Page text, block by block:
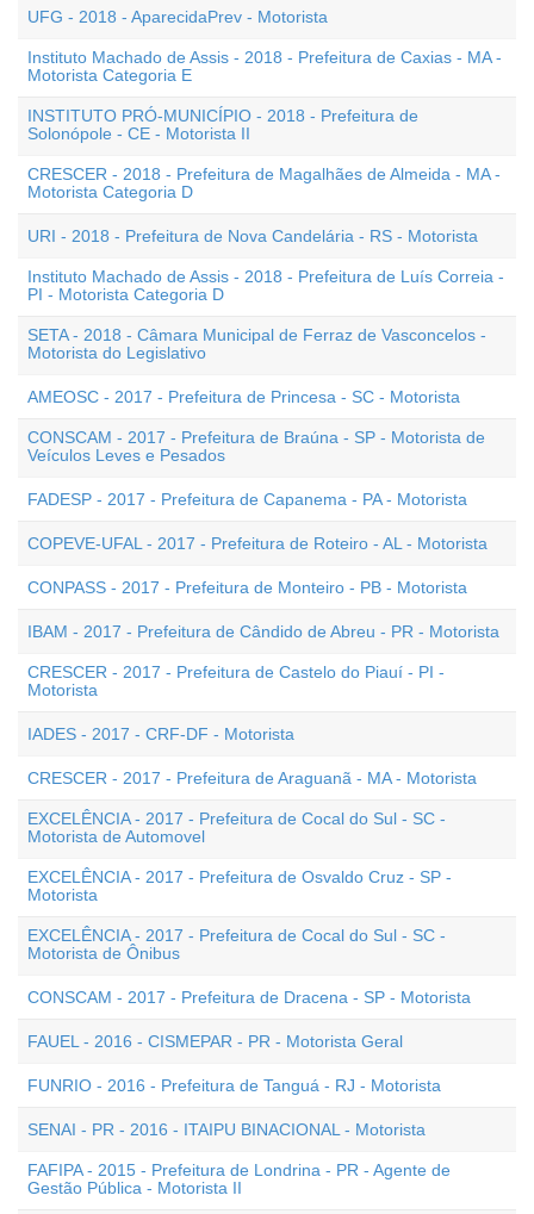
UFG - 2018 - AparecidaPrev - Motorista
Instituto Machado de Assis - 2018 - Prefeitura de Caxias - MA -
Motorista Categoria E
INSTITUTO PRÓ-MUNICÍPIO - 2018 - Prefeitura de
Solonópole - CE - Motorista II
CRESCER - 2018 - Prefeitura de Magalhães de Almeida - MA -
Motorista Categoria D
URI - 2018 - Prefeitura de Nova Candelária - RS - Motorista
Instituto Machado de Assis - 2018 - Prefeitura de Luís Correia -
PI - Motorista Categoria D
SETA - 2018 - Câmara Municipal de Ferraz de Vasconcelos -
Motorista do Legislativo
AMEOSC - 2017 - Prefeitura de Princesa - SC - Motorista
CONSCAM - 2017 - Prefeitura de Braúna - SP - Motorista de
Veículos Leves e Pesados
FADESP - 2017 - Prefeitura de Capanema - PA - Motorista
COPEVE-UFAL - 2017 - Prefeitura de Roteiro - AL - Motorista
CONPASS - 2017 - Prefeitura de Monteiro - PB - Motorista
IBAM - 2017 - Prefeitura de Cândido de Abreu - PR - Motorista
CRESCER - 2017 - Prefeitura de Castelo do Piauí - PI -
Motorista
IADES - 2017 - CRF-DF - Motorista
CRESCER - 2017 - Prefeitura de Araguanã - MA - Motorista
EXCELÊNCIA - 2017 - Prefeitura de Cocal do Sul - SC -
Motorista de Automovel
EXCELÊNCIA - 2017 - Prefeitura de Osvaldo Cruz - SP -
Motorista
EXCELÊNCIA - 2017 - Prefeitura de Cocal do Sul - SC -
Motorista de Ônibus
CONSCAM - 2017 - Prefeitura de Dracena - SP - Motorista
FAUEL - 2016 - CISMEPAR - PR - Motorista Geral
FUNRIO - 2016 - Prefeitura de Tanguá - RJ - Motorista
SENAI - PR - 2016 - ITAIPU BINACIONAL - Motorista
FAFIPA - 2015 - Prefeitura de Londrina - PR - Agente de
Gestão Pública - Motorista II